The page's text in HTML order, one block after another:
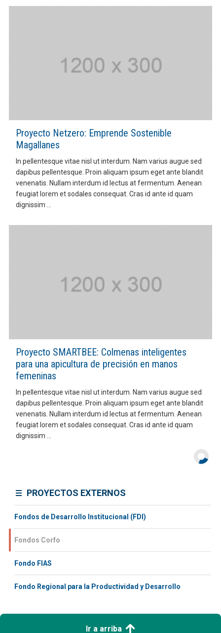
Proyecto Netzero: Emprende Sostenible
Magallanes
In pellentesque vitae nisl ut interdum. Nam varius augue sed
dapibus pellentesque. Proin aliquam ipsum eget ante blandit
venenatis. Nullam interdum id lectus at fermentum. Aenean
feugiat lorem et sodales consequat. Cras id ante id quam
dignissim ...
Proyecto SMARTBEE: Colmenas inteligentes
para una apicultura de precisión en manos
femeninas
In pellentesque vitae nisl ut interdum. Nam varius augue sed
dapibus pellentesque. Proin aliquam ipsum eget ante blandit
venenatis. Nullam interdum id lectus at fermentum. Aenean
feugiat lorem et sodales consequat. Cras id ante id quam
dignissim ...
PROYECTOS EXTERNOS
Fondos de Desarrollo Institucional (FDI)
Fondos Corfo
Fondo FIAS
Fondo Regional para la Productividad y Desarrollo
Ir a arriba